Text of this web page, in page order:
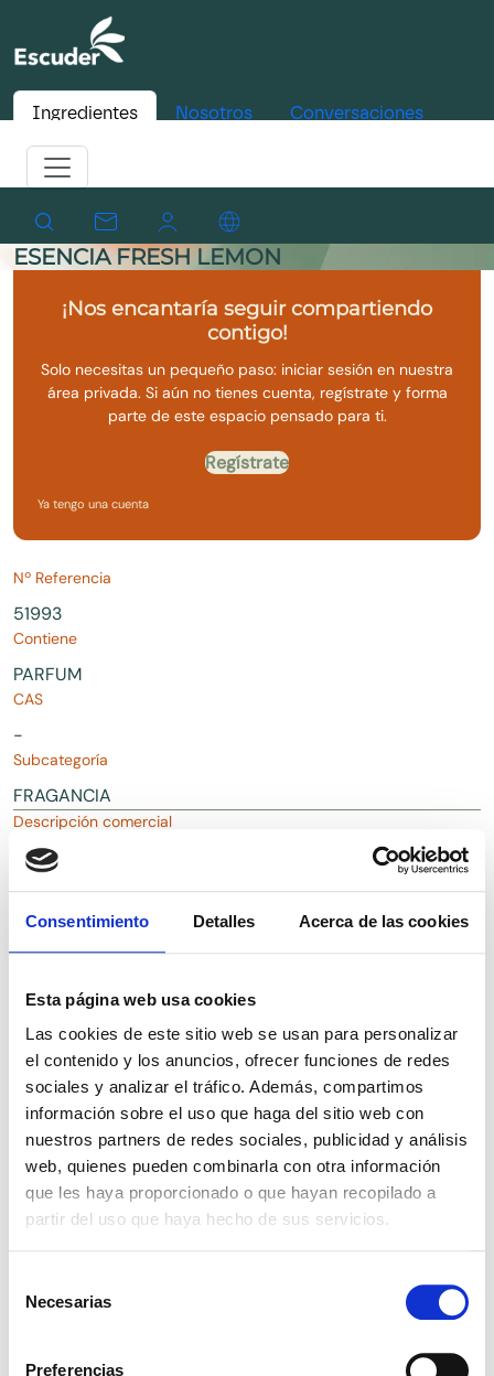
Consentimiento Detalles Acerca de las cookies
Esta página web usa cookies
Las cookies de este sitio web se usan para personalizar
el contenido y los anuncios, ofrecer funciones de redes
sociales y analizar el tráfico. Además, compartimos
información sobre el uso que haga del sitio web con
nuestros partners de redes sociales, publicidad y análisis
web, quienes pueden combinarla con otra información
que les haya proporcionado o que hayan recopilado a
partir del uso que haya hecho de sus servicios.
Necesarias
Preferencias
Ingredientes Nosotros Conversaciones
ESENCIA FRESH LEMON
¡Nos encantaría seguir compartiendo
contigo!
Solo necesitas un pequeño paso: iniciar sesión en nuestra
área privada. Si aún no tienes cuenta, regístrate y forma
parte de este espacio pensado para ti.
Regístrate
Ya tengo una cuenta
Nº Referencia
51993
Contiene
PARFUM
CAS
-
Subcategoría
FRAGANCIA
Descripción comercial
Fragancia PARFEX para uso cosmético
Descargas
Presentaciones
5KG 25KG 100KG
Ingredientes relacionados
TURPINAL SL